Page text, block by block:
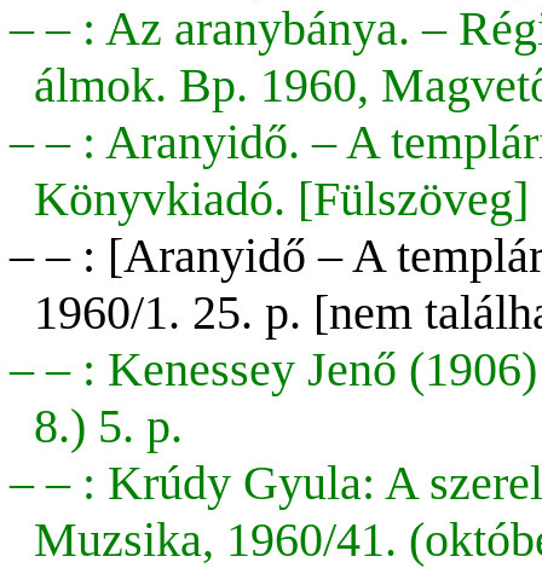
– – : Az aranybánya. –
álmok. Bp. 1960,
– – : Aranyidő. – A
Könyvkiadó. [Fülszöveg]
– – : [Aranyidő – A
1960/1. 25. p. [nem
– – : Kenessey Jenő
8.) 5. p.
– – : Krúdy Gyula: A
Muzsika, 1960/41.